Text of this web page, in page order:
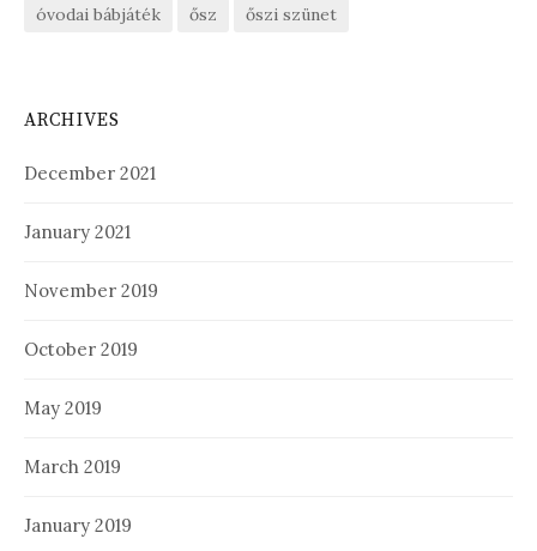
óvodai bábjáték
ősz őszi szünet
ARCHIVES
December 2021
January 2021
November 2019
October 2019
May 2019
March 2019
January 2019